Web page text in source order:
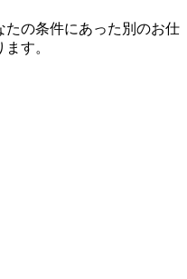
たの条件にあった別のお仕
ます。